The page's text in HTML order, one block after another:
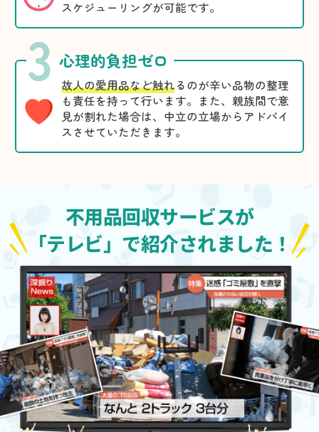
スケジューリングが可能です。
3 心理的負担ゼロ
故人の愛用品など触れるのが辛い品物の整理
も責任を持って行います。また、親族間で意
見が割れた場合は、中立の立場からアドバイ
スさせていただきます。
不用品回収サービスが
「テレビ」で紹介されました！